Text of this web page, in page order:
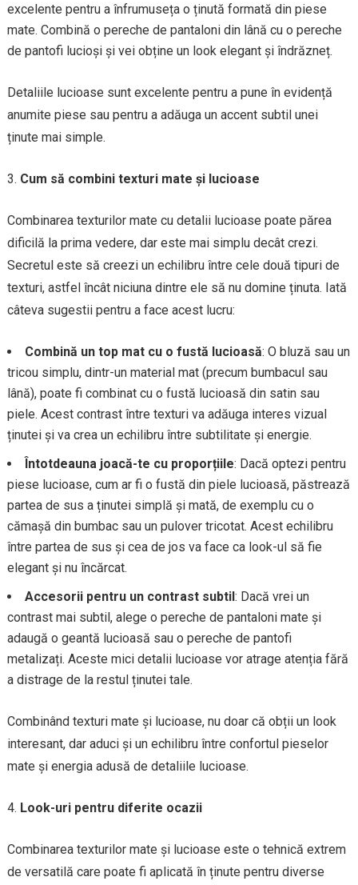
excelente pentru a înfrumuseța o ținută formată din piese
mate. Combină o pereche de pantaloni din lână cu o pereche
de pantofi lucioși și vei obține un look elegant și îndrăzneț.
Detaliile lucioase sunt excelente pentru a pune în evidență
anumite piese sau pentru a adăuga un accent subtil unei
ținute mai simple.
Cum să combini texturi mate și lucioase
Combinarea texturilor mate cu detalii lucioase poate părea
dificilă la prima vedere, dar este mai simplu decât crezi.
Secretul este să creezi un echilibru între cele două tipuri de
texturi, astfel încât niciuna dintre ele să nu domine ținuta. Iată
câteva sugestii pentru a face acest lucru:
Combină un top mat cu o fustă lucioasă: O bluză sau un
tricou simplu, dintr-un material mat (precum bumbacul sau
lână), poate fi combinat cu o fustă lucioasă din satin sau
piele. Acest contrast între texturi va adăuga interes vizual
ținutei și va crea un echilibru între subtilitate și energie.
Întotdeauna joacă-te cu proporțiile: Dacă optezi pentru
piese lucioase, cum ar fi o fustă din piele lucioasă, păstrează
partea de sus a ținutei simplă și mată, de exemplu cu o
cămașă din bumbac sau un pulover tricotat. Acest echilibru
între partea de sus și cea de jos va face ca look-ul să fie
elegant și nu încărcat.
Accesorii pentru un contrast subtil: Dacă vrei un
contrast mai subtil, alege o pereche de pantaloni mate și
adaugă o geantă lucioasă sau o pereche de pantofi
metalizați. Aceste mici detalii lucioase vor atrage atenția fără
a distrage de la restul ținutei tale.
Combinând texturi mate și lucioase, nu doar că obții un look
interesant, dar aduci și un echilibru între confortul pieselor
mate și energia adusă de detaliile lucioase.
Look-uri pentru diferite ocazii
Combinarea texturilor mate și lucioase este o tehnică extrem
de versatilă care poate fi aplicată în ținute pentru diverse